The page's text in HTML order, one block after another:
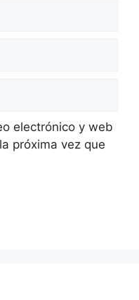
electrónico y web
próxima vez que